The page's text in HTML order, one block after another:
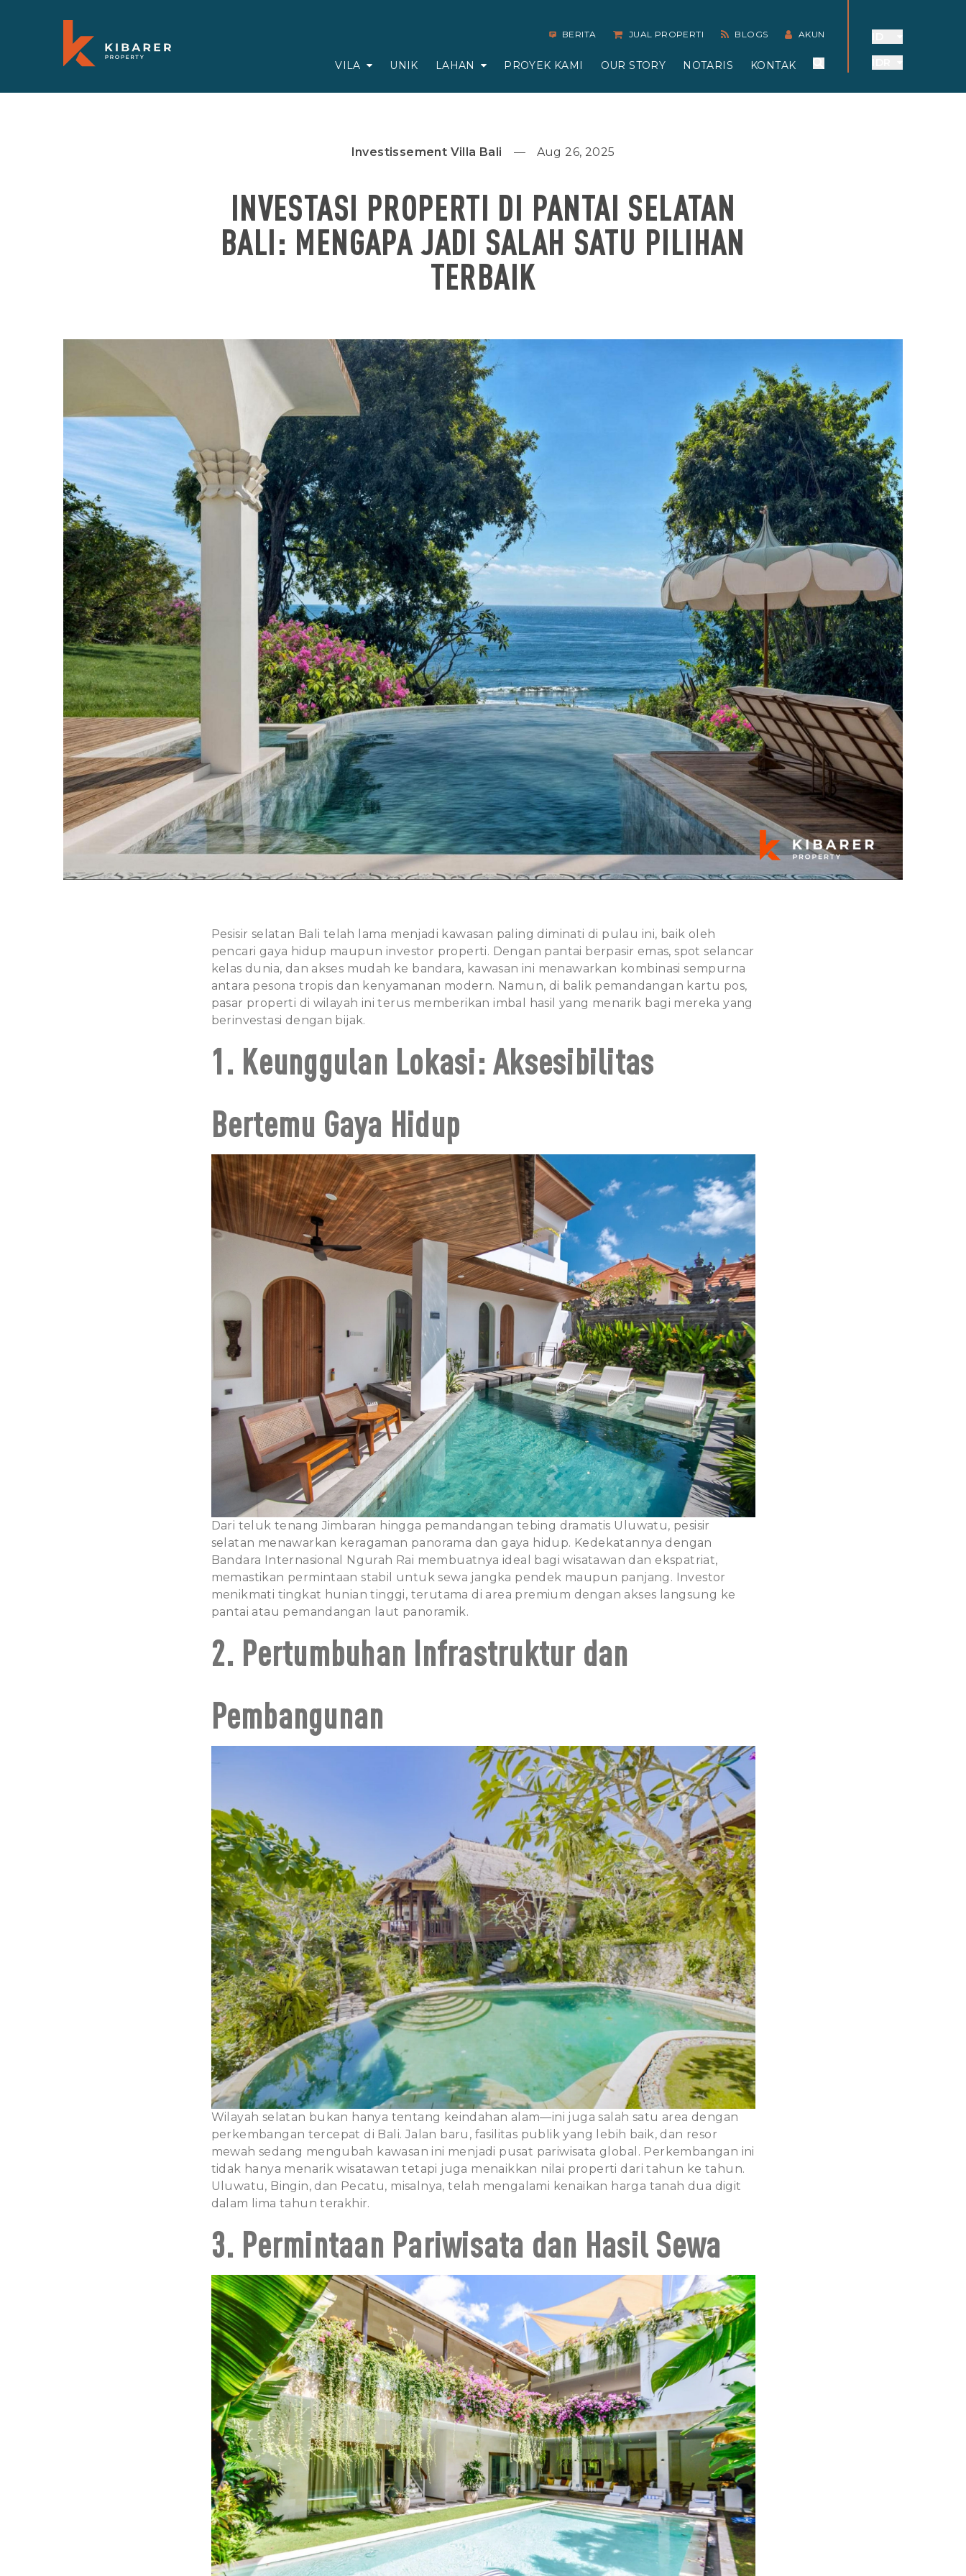
BERITA JUAL PROPERTI BLOGS AKUN
VILA UNIK LAHAN PROYEK KAMI OUR STORY NOTARIS KONTAK
Investissement Villa Bali Aug 26, 2025
INVESTASI PROPERTI DI PANTAI SELATAN
BALI: MENGAPA JADI SALAH SATU PILIHAN
TERBAIK
Pesisir selatan Bali telah lama menjadi kawasan paling diminati di pulau ini, baik oleh
pencari gaya hidup maupun investor properti. Dengan pantai berpasir emas, spot selancar
kelas dunia, dan akses mudah ke bandara, kawasan ini menawarkan kombinasi sempurna
antara pesona tropis dan kenyamanan modern. Namun, di balik pemandangan kartu pos,
pasar properti di wilayah ini terus memberikan imbal hasil yang menarik bagi mereka yang
berinvestasi dengan bijak.
1. Keunggulan Lokasi: Aksesibilitas
Bertemu Gaya Hidup
Dari teluk tenang Jimbaran hingga pemandangan tebing dramatis Uluwatu, pesisir
selatan menawarkan keragaman panorama dan gaya hidup. Kedekatannya dengan
Bandara Internasional Ngurah Rai membuatnya ideal bagi wisatawan dan ekspatriat,
memastikan permintaan stabil untuk sewa jangka pendek maupun panjang. Investor
menikmati tingkat hunian tinggi, terutama di area premium dengan akses langsung ke
pantai atau pemandangan laut panoramik.
2. Pertumbuhan Infrastruktur dan
Pembangunan
Wilayah selatan bukan hanya tentang keindahan alam—ini juga salah satu area dengan
perkembangan tercepat di Bali. Jalan baru, fasilitas publik yang lebih baik, dan resor
mewah sedang mengubah kawasan ini menjadi pusat pariwisata global. Perkembangan ini
tidak hanya menarik wisatawan tetapi juga menaikkan nilai properti dari tahun ke tahun.
Uluwatu, Bingin, dan Pecatu, misalnya, telah mengalami kenaikan harga tanah dua digit
dalam lima tahun terakhir.
3. Permintaan Pariwisata dan Hasil Sewa